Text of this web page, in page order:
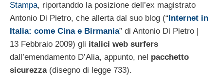
Stampa, riportanddo la posizione dell’ex magistrato
Antonio Di Pietro, che allerta dal suo blog (“Internet in
Italia: come Cina e Birmania” di Antonio Di Pietro |
13 Febbraio 2009) gli italici web surfers
dall’emendamento D’Alia, appunto, nel pacchetto
sicurezza(disegno di legge 733).